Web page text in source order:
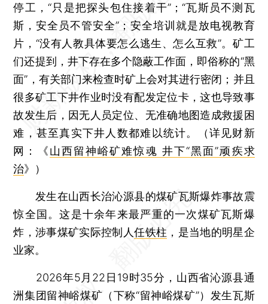
停工，“只是把探头包住接着干”；“瓦斯员不测瓦
斯，安全员不管安全”；安全培训就是放电视教育
片，“没有人教具体要怎么逃生、怎么互救”。矿工
们还提到，井下存在多个隐蔽工作面，即俗称的“黑
面”，有关部门来检查时矿上会对其进行密闭；并且
很多矿工下井作业时没有配发定位卡，这也导致事
故发生后，因无人员定位、无准确地图造成救援困
难，甚至真实下井人数都难以统计。（详见财新
网：《山西留神峪矿难惊魂 井下“黑面”顽疾求
治》）
发生在山西长治沁源县的煤矿瓦斯爆炸事故震
惊全国。这是十余年来最严重的一次煤矿瓦斯爆
炸，涉事煤矿实际控制人任铁柱 ，是当地的明星企
业家。
2026年5月22日19时35分，山西省沁源县通
洲集团留神峪煤矿（下称“留神峪煤矿”）发生瓦斯